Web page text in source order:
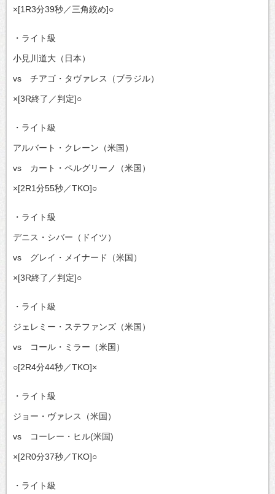
×[1R3分39秒／三角絞め]○
・ライト級
小見川道大（日本）
vs チアゴ・タヴァレス（ブラジル）
×[3R終了／判定]○
・ライト級
アルバート・クレーン（米国）
vs カート・ペルグリーノ（米国）
×[2R1分55秒／TKO]○
・ライト級
デニス・シバー（ドイツ）
vs グレイ・メイナード（米国）
×[3R終了／判定]○
・ライト級
ジェレミー・ステファンズ（米国）
vs コール・ミラー（米国）
○[2R4分44秒／TKO]×
・ライト級
ジョー・ヴァレス（米国）
vs コーレー・ヒル(米国)
×[2R0分37秒／TKO]○
・ライト級